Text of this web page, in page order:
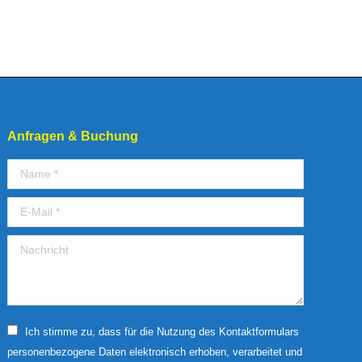
Anfragen & Buchung
Name *
E-Mail *
Nachricht
Ich stimme zu, dass für die Nutzung des Kontaktformulars
personenbezogene Daten elektronisch erhoben, verarbeitet und